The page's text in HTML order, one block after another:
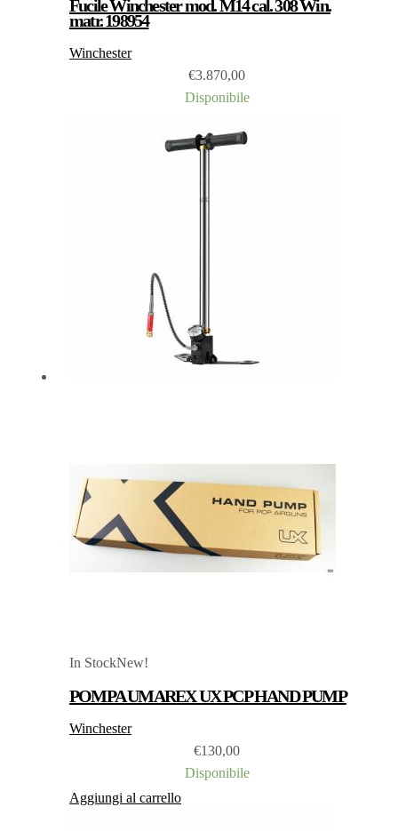
Fucile Winchester mod. M14 cal. 308 Win.
matr. 198954
Winchester
€3.870,00
Disponibile
In StockNew!
POMPA UMAREX UX PCP HAND PUMP
Winchester
€130,00
Disponibile
Aggiungi al carrello